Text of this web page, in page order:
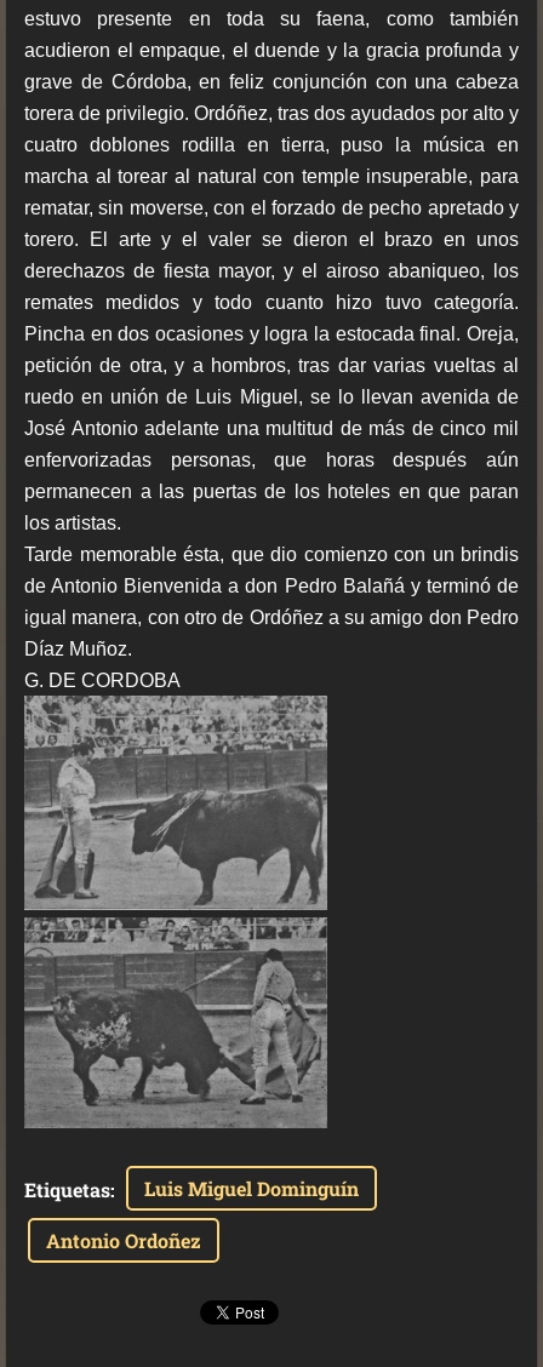
estuvo presente en toda su faena, como también
acudieron el empaque, el duende y la gracia profunda y
grave de Córdoba, en feliz conjunción con una cabeza
torera de privilegio. Ordóñez, tras dos ayudados por alto y
cuatro doblones rodilla en tierra, puso la música en
marcha al torear al natural con temple insuperable, para
rematar, sin moverse, con el forzado de pecho apretado y
torero. El arte y el valer se dieron el brazo en unos
derechazos de fiesta mayor, y el airoso abaniqueo, los
remates medidos y todo cuanto hizo tuvo categoría.
Pincha en dos ocasiones y logra la estocada final. Oreja,
petición de otra, y a hombros, tras dar varias vueltas al
ruedo en unión de Luis Miguel, se lo llevan avenida de
José Antonio adelante una multitud de más de cinco mil
enfervorizadas personas, que horas después aún
permanecen a las puertas de los hoteles en que paran
los artistas.
Tarde memorable ésta, que dio comienzo con un brindis
de Antonio Bienvenida a don Pedro Balañá y terminó de
igual manera, con otro de Ordóñez a su amigo don Pedro
Díaz Muñoz.
G. DE CORDOBA
Etiquetas: Luis Miguel Dominguín
Antonio Ordoñez